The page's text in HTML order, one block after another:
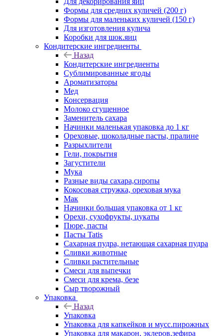
Формы для средних куличей (200 г)
Формы для маленьких куличей (150 г)
Для изготовления кулича
Коробки для шок.яиц
Кондитерские ингредиенты
Назад
Кондитерские ингредиенты
Сублимированные ягоды
Ароматизаторы
Мед
Консервация
Молоко сгущенное
Заменитель сахара
Начинки маленькая упаковка до 1 кг
Ореховые, шоколадные пасты, пралине
Разрыхлители
Гели, покрытия
Загустители
Мука
Разные виды сахара,сиропы
Кокосовая стружка, ореховая мука
Мак
Начинки большая упаковка от 1 кг
Орехи, сухофрукты, цукаты
Пюре, пасты
Пасты Tatis
Сахарная пудра, нетающая сахарная пудра
Сливки животные
Сливки растительные
Смеси для выпечки
Смеси для крема, безе
Сыр творожный
Упаковка
Назад
Упаковка
Упаковка для капкейков и мусс.пирожных
Упаковка для макарон, эклеров,зефира